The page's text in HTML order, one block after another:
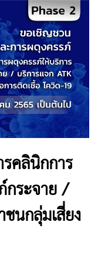
รคลินิกการ
กระจาย /
นกลุ่มเสี่ยง